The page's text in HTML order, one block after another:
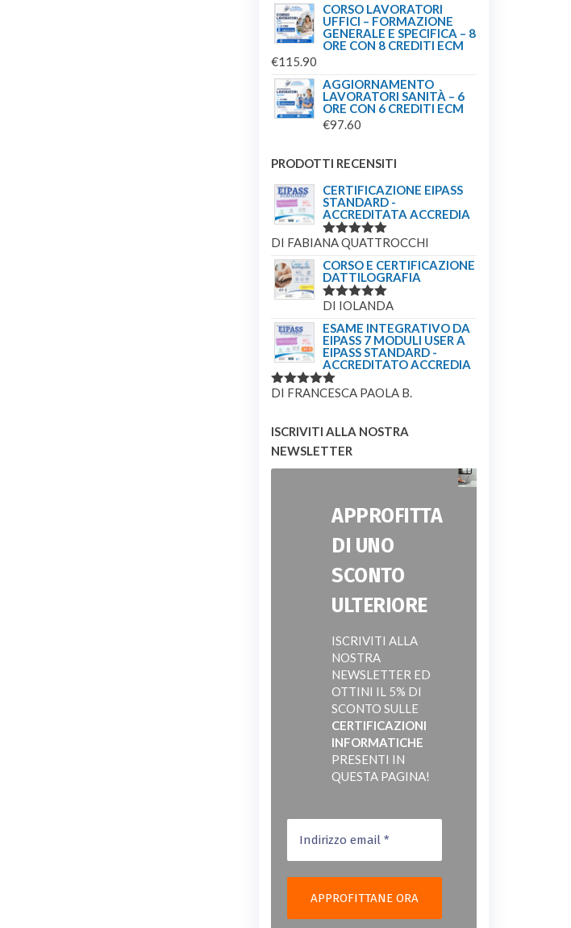
CORSO LAVORATORI
UFFICI – FORMAZIONE
GENERALE E SPECIFICA – 8
ORE CON 8 CREDITI ECM
€115.90
AGGIORNAMENTO
LAVORATORI SANITÀ – 6
ORE CON 6 CREDITI ECM
€97.60
PRODOTTI RECENSITI
CERTIFICAZIONE EIPASS
STANDARD -
ACCREDITATA ACCREDIA
VALUTATO
DI FABIANA QUATTROCCHI
CORSO E CERTIFICAZIONE
DATTILOGRAFIA
VALUTATO
DI IOLANDA
ESAME INTEGRATIVO DA
EIPASS 7 MODULI USER A
EIPASS STANDARD -
ACCREDITATO ACCREDIA
VALUTATO
DI FRANCESCA PAOLA B.
ISCRIVITI ALLA NOSTRA
NEWSLETTER
APPROFITTA
DI UNO
SCONTO
ULTERIORE
ISCRIVITI ALLA
NOSTRA
NEWSLETTER ED
OTTINI IL 5% DI
SCONTO SULLE
CERTIFICAZIONI
INFORMATICHE
PRESENTI IN
QUESTA PAGINA!